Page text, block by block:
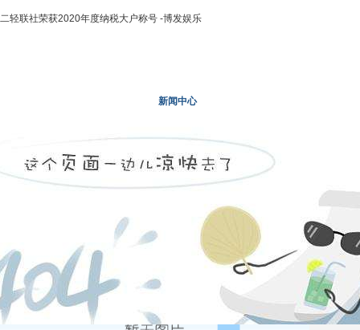
二轻联社荣获2020年度纳税大户称号 -博发娱乐
新闻中心